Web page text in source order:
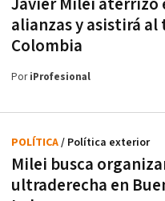
Javier Milei aterrizó
alianzas y asistirá al
Colombia
PoriProfesional
Milei busca
ultraderecha en
POLÍTICA/ Política exterior